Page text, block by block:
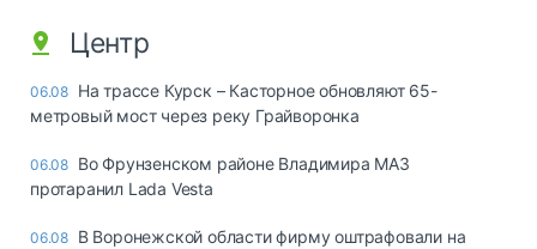
Центр
06.08 На трассе Курск – Касторное обновляют 65-
метровый мост через реку Грайворонка
06.08 Во Фрунзенском районе Владимира МАЗ
протаранил Lada Vesta
06.08 В Воронежской области фирму оштрафовали на